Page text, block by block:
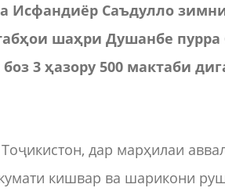
Исфандиёр Саъдулло
шаҳри Душанбе
3 ҳазору 500 мактаби
дар марҳилаи
кишвар ва шарикони